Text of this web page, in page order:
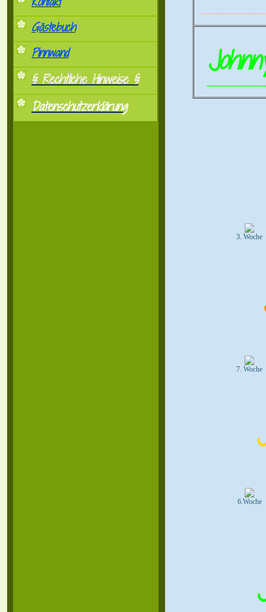
Gästebuch
Pinnwand
§ Rechtliche Hinweise §
Datenschutzerklärung
3. Woche
7. Woche
6.Woche